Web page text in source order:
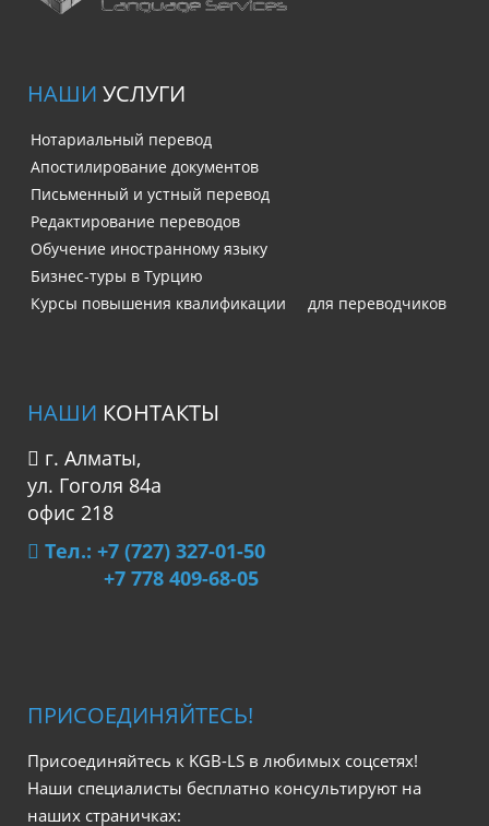
НАШИ УСЛУГИ
Нотариальный перевод
Апостилирование документов
Письменный и устный перевод
Редактирование переводов
Обучение иностранному языку
Бизнес-туры в Турцию
Курсы повышения квалификации для переводчиков
НАШИ КОНТАКТЫ
г. Алматы,
ул. Гоголя 84а
офис 218
Тел.: +7 (727) 327-01-50
+7 778 409-68-05
ПРИСОЕДИНЯЙТЕСЬ!
Присоединяйтесь к KGB-LS в любимых соцсетях!
Наши специалисты бесплатно консультируют на
наших страничках: